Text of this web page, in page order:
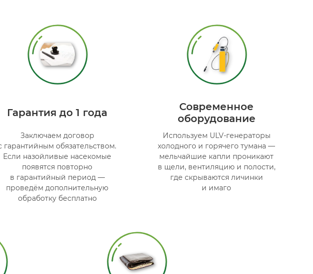
Гарантия до 1 года
Заключаем договор
гарантийным обязательством.
Если назойливые насекомые
появятся повторно
в гарантийный период —
проведём дополнительную
обработку бесплатно
Современное
оборудование
Используем ULV-генераторы
холодного и горячего тумана —
мельчайшие капли проникают
в щели, вентиляцию и полости,
где скрываются личинки
и имаго